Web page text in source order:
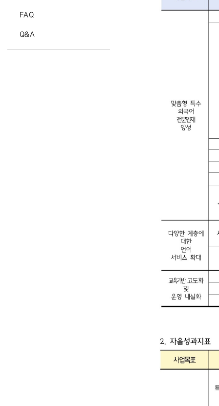
FAQ
Q&A